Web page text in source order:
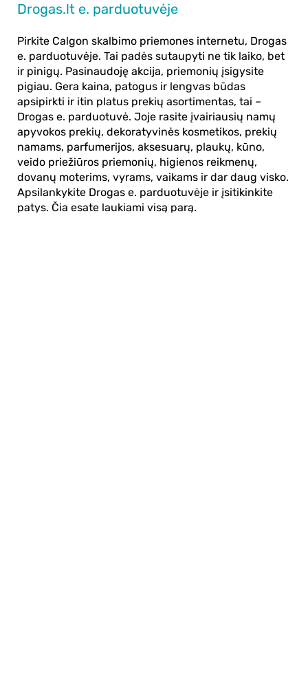
Drogas.lt e. parduotuvėje
Pirkite Calgon skalbimo priemones internetu, Drogas
e. parduotuvėje. Tai padės sutaupyti ne tik laiko, bet
ir pinigų. Pasinaudoję akcija, priemonių įsigysite
pigiau. Gera kaina, patogus ir lengvas būdas
apsipirkti ir itin platus prekių asortimentas, tai –
Drogas e. parduotuvė. Joje rasite įvairiausių namų
apyvokos prekių, dekoratyvinės kosmetikos, prekių
namams, parfumerijos, aksesuarų, plaukų, kūno,
veido priežiūros priemonių, higienos reikmenų,
dovanų moterims, vyrams, vaikams ir dar daug visko.
Apsilankykite Drogas e. parduotuvėje ir įsitikinkite
patys. Čia esate laukiami visą parą.